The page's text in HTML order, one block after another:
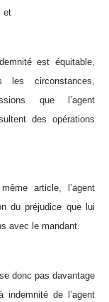
et
est équitable,
les circonstances,
que l’agent
des opérations
article, l’agent
du préjudice que lui
avec le mandant.
donc pas davantage
indemnité de l’agent